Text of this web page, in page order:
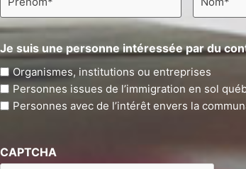
Je suis une personne intéressée par du
Organismes, institutions ou entreprises
Personnes issues de l’immigration en sol
Personnes avec de l’intérêt envers la
CAPTCHA